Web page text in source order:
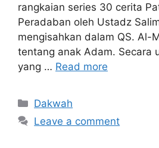
rangkaian series 30 cerita
Peradaban oleh Ustadz
mengisahkan dalam QS. Al-
tentang anak Adam. Secara
yang … Read more
Categories
Dakwah
Leave a comment